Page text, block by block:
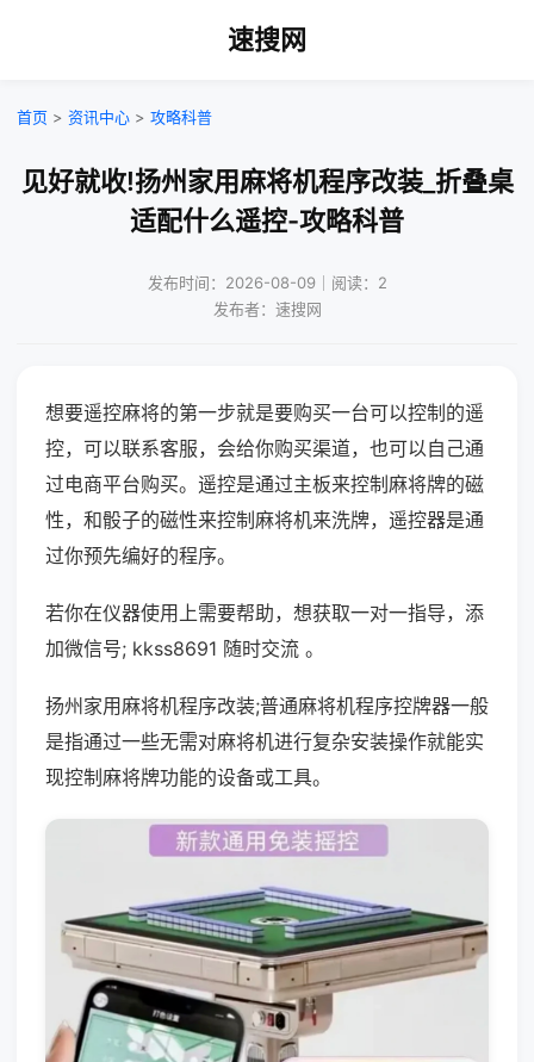
速搜网
首页 > 资讯中心 > 攻略科普
见好就收!扬州家用麻将机程序改装_折叠桌
适配什么遥控-攻略科普
发布时间：2026-08-09｜阅读：2
发布者：速搜网
想要遥控麻将的第一步就是要购买一台可以控制的遥
控，可以联系客服，会给你购买渠道，也可以自己通
过电商平台购买。遥控是通过主板来控制麻将牌的磁
性，和骰子的磁性来控制麻将机来洗牌，遥控器是通
过你预先编好的程序。
若你在仪器使用上需要帮助，想获取一对一指导，添
加微信号; kkss8691 随时交流 。
扬州家用麻将机程序改装;普通麻将机程序控牌器一般
是指通过一些无需对麻将机进行复杂安装操作就能实
现控制麻将牌功能的设备或工具。